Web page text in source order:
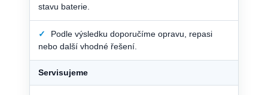
stavu baterie.
✓
Podle výsledku doporučíme opravu, repasi
nebo další vhodné řešení.
Servisujeme